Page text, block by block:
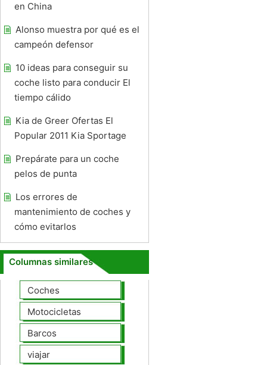
en China
Alonso muestra por qué es el
campeón defensor
10 ideas para conseguir su
coche listo para conducir El
tiempo cálido
Kia de Greer Ofertas El
Popular 2011 Kia Sportage
Prepárate para un coche
pelos de punta
Los errores de
mantenimiento de coches y
cómo evitarlos
Columnas similares
Coches
Motocicletas
Barcos
viajar